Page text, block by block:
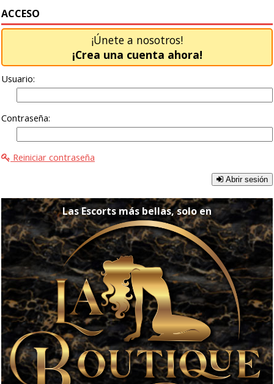
ACCESO
¡Únete a nosotros!
¡Crea una cuenta ahora!
Usuario:
Contraseña:
Reiniciar contraseña
Abrir sesión
Las Escorts más bellas, solo en